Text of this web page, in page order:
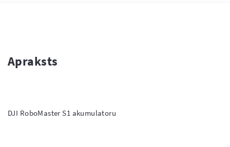
Apraksts
DJI RoboMaster S1 akumulatoru